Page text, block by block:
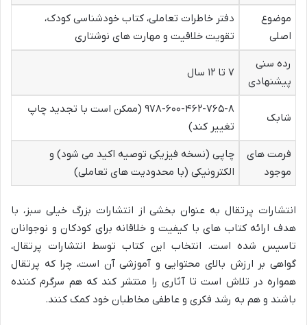
موضوع
اصلی
دفتر خاطرات تعاملی، کتاب خودشناسی کودک،
تقویت خلاقیت و مهارت های نوشتاری
رده سنی
پیشنهادی
۷ تا ۱۲ سال
شابک
۹۷۸-۶۰۰-۴۶۲-۷۶۵-۸ (ممکن است با تجدید چاپ
تغییر کند)
فرمت های
موجود
چاپی (نسخه فیزیکی توصیه اکید می شود) و
الکترونیکی (با محدودیت های تعاملی)
انتشارات پرتقال به عنوان بخشی از انتشارات بزرگ خیلی سبز، با
هدف ارائه کتاب های با کیفیت و خلاقانه برای کودکان و نوجوانان
تاسیس شده است. انتخاب این کتاب توسط انتشارات پرتقال،
گواهی بر ارزش بالای محتوایی و آموزشی آن است، چرا که پرتقال
همواره در تلاش است تا آثاری را منتشر کند که هم سرگرم کننده
باشند و هم به رشد فکری و عاطفی مخاطبان خود کمک کنند.